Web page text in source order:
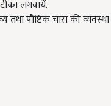
लगवायें.
पौष्टिक चारा की